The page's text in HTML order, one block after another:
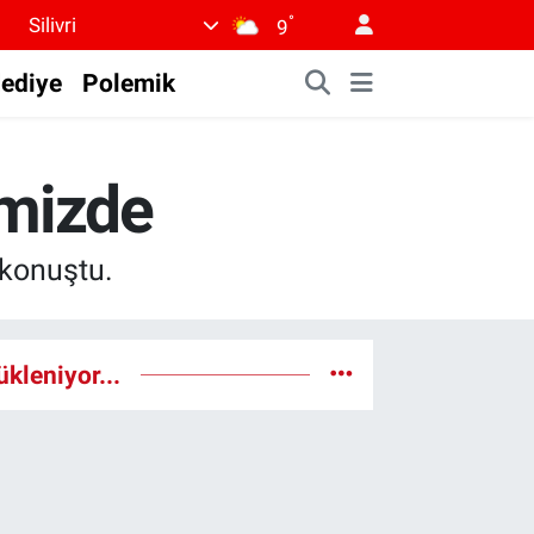
Silivri 9°
Polemik